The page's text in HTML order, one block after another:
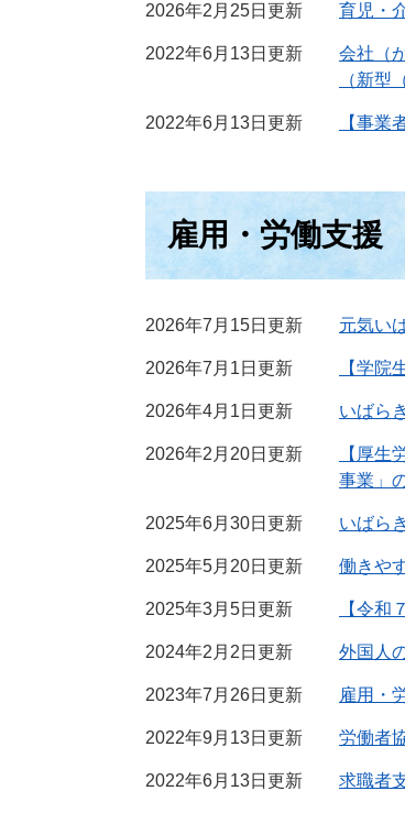
2026年2月25日更新 育児・
2022年6月13日更新
会社（
（新型
2022年6月13日更新 【事業
雇用・労働支援
2026年7月15日更新 元気い
2026年7月1日更新 【学院
2026年4月1日更新 いばら
2026年2月20日更新
【厚生
事業」
2025年6月30日更新 いばら
2025年5月20日更新 働きや
2025年3月5日更新 【令和
2024年2月2日更新 外国人
2023年7月26日更新 雇用・
2022年9月13日更新 労働者
2022年6月13日更新 求職者